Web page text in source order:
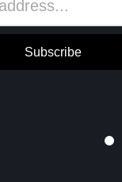
Subscribe